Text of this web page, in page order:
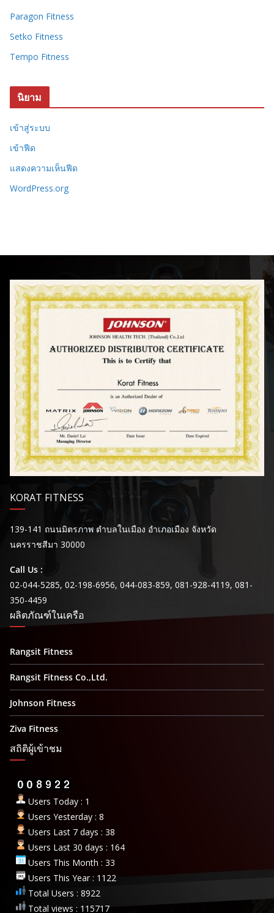
Paragon Fitness
Setko Fitness
Tempo Fitness
นิยาม
เข้าสู่ระบบ
เข้าฟีด
แสดงความเห็นฟีด
WordPress.org
KORAT FITNESS
139-141 ถนนมิตรภาพ ตำบลในเมือง อำเภอเมือง จังหวัด
นครราชสีมา 30000
Call Us :
02-044-5285, 02-198-6956, 044-083-859, 081-928-4119, 081-
350-4459
ผลิตภัณฑ์ในเครือ
Rangsit Fitness
Rangsit Fitness Co.,Ltd.
Johnson Fitness
Ziva Fitness
สถิติผู้เข้าชม
Users Today : 1
Users Yesterday : 8
Users Last 7 days : 38
Users Last 30 days : 164
Users This Month : 33
Users This Year : 1122
Total Users : 8922
Total views : 115717